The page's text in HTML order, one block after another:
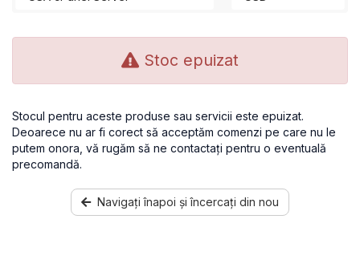
Stoc epuizat
Stocul pentru aceste produse sau servicii este epuizat.
Deoarece nu ar fi corect să acceptăm comenzi pe care nu le
putem onora, vă rugăm să ne contactați pentru o eventuală
precomandă.
Navigați înapoi și încercați din nou